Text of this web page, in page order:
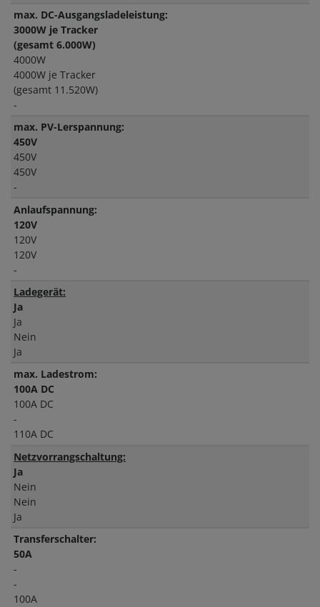
max. DC-Ausgangsladeleistung:
3000W je Tracker
(gesamt 6.000W)
4000W
4000W je Tracker
(gesamt 11.520W)
-
max. PV-Lerspannung:
450V
450V
450V
-
Anlaufspannung:
120V
120V
120V
-
Ladegerät:
Ja
Ja
Nein
Ja
max. Ladestrom:
100A DC
100A DC
-
110A DC
Netzvorrangschaltung:
Ja
Nein
Nein
Ja
Transferschalter:
50A
-
-
100A